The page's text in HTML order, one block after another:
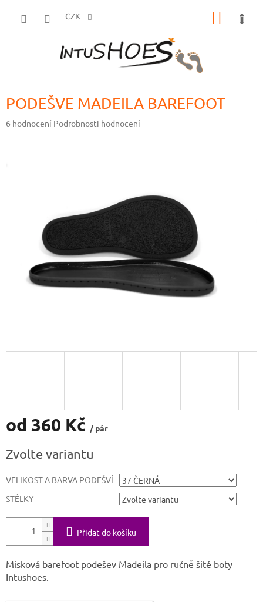
CZK
PODEŠVE MADEILA BAREFOOT
Průměrné
6 hodnocení Podrobnosti hodnocení
od 360 Kč / pár
cena:
Zvolte variantu
VELIKOST A BARVA PODEŠVÍ
STÉLKY
Přidat do košíku
Misková barefoot podešev Madeila pro ručně šité boty
Intushoes.